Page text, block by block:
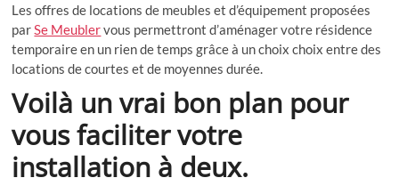
Les offres de locations de meubles et d’équipement proposées
parSe Meublervous permettront d’aménager votre résidence
temporaire en un rien de temps grâce à un choix choix entre des
locations de courtes et de moyennes durée.
Voilà un vrai bon plan pour
vous faciliter votre
installation à deux.